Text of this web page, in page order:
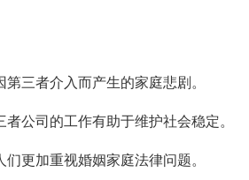
三者介入而产生的家庭悲剧。
公司的工作有助于维护社会稳定。
更加重视婚姻家庭法律问题。